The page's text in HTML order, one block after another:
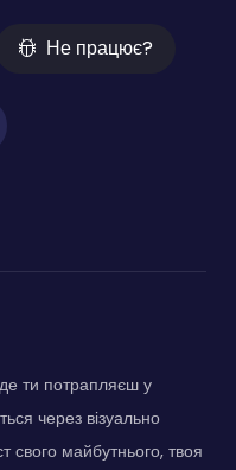
Не працює?
ти потрапляєш у
через візуально
свого майбутнього, твоя